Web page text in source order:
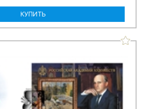
КУПИТЬ